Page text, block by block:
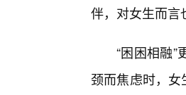
伴，对女生而言
“困困相融
颈而焦虑时，